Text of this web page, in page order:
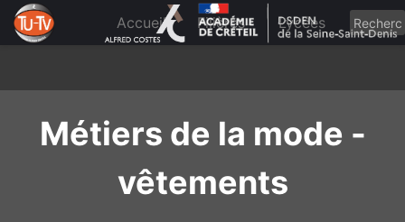
content
Accueil Filières Lycées
Métiers de la mode -
vêtements